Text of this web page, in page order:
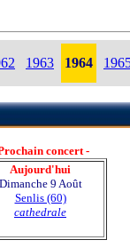
1963 1964
concert -
Aujourd'hui
Dimanche 9 Août
Senlis (60)
cathedrale